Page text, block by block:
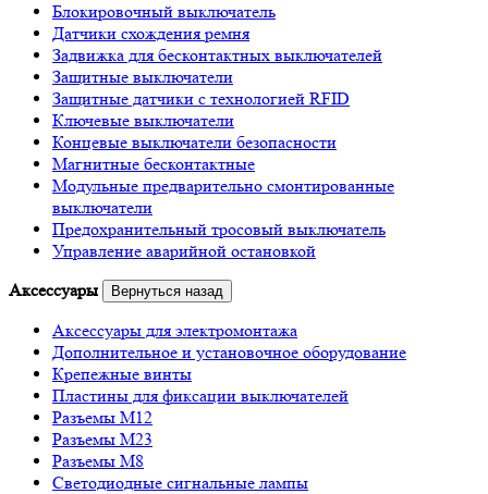
Блокировочный выключатель
Датчики схождения ремня
Задвижка для бесконтактных выключателей
Защитные выключатели
Защитные датчики с технологией RFID
Ключевые выключатели
Концевые выключатели безопасности
Магнитные бесконтактные
Модульные предварительно смонтированные
выключатели
Предохранительный тросовый выключатель
Управление аварийной остановкой
Аксессуары
Вернуться назад
Аксессуары для электромонтажа
Дополнительное и установочное оборудование
Крепежные винты
Пластины для фиксации выключателей
Разъемы M12
Разъемы M23
Разъемы M8
Светодиодные сигнальные лампы